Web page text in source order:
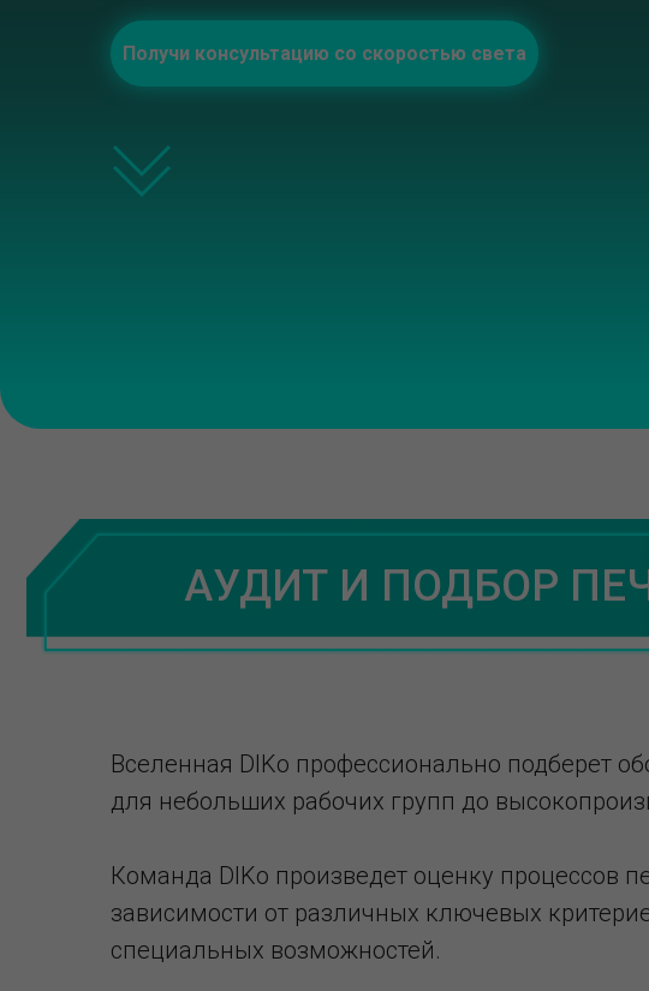
Получи консультацию со скоростью света
АУДИТ И ПОДБОР
Вселенная DIKo профессионально подберет
для небольших рабочих групп до
Команда DIKo произведет оценку процессов
зависимости от различных ключевых
специальных возможностей.